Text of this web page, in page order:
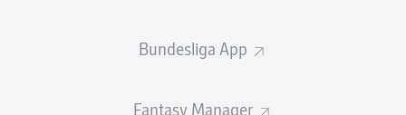
Bundesliga App
Fantasy Manager